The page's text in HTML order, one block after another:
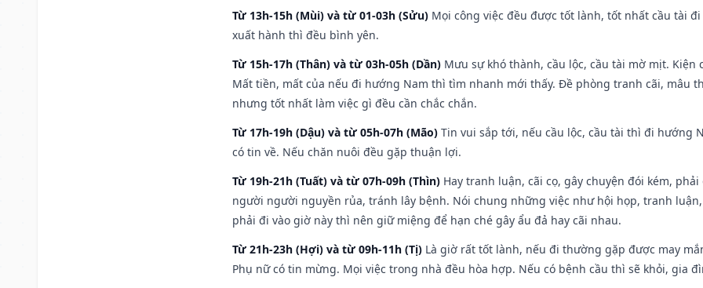
Từ 13h-15h (Mùi) và từ 01-03h (Sửu) Mọi công việc đều được tốt lành, tốt nhất cầu tài
xuất hành thì đều bình yên.
Từ 15h-17h (Thân) và từ 03h-05h (Dần) Mưu sự khó thành, cầu lộc, cầu tài mờ mịt.
Mất tiền, mất của nếu đi hướng Nam thì tìm nhanh mới thấy. Đề phòng tranh cãi, mâu
nhưng tốt nhất làm việc gì đều cần chắc chắn.
Từ 17h-19h (Dậu) và từ 05h-07h (Mão) Tin vui sắp tới, nếu cầu lộc, cầu tài thì đi hướng
có tin về. Nếu chăn nuôi đều gặp thuận lợi.
Từ 19h-21h (Tuất) và từ 07h-09h (Thìn) Hay tranh luận, cãi cọ, gây chuyện đói kém,
người người nguyền rủa, tránh lây bệnh. Nói chung những việc như hội họp, tranh
phải đi vào giờ này thì nên giữ miệng để hạn ché gây ẩu đả hay cãi nhau.
Từ 21h-23h (Hợi) và từ 09h-11h (Tị) Là giờ rất tốt lành, nếu đi thường gặp được may
Phụ nữ có tin mừng. Mọi việc trong nhà đều hòa hợp. Nếu có bệnh cầu thì sẽ khỏi, gia